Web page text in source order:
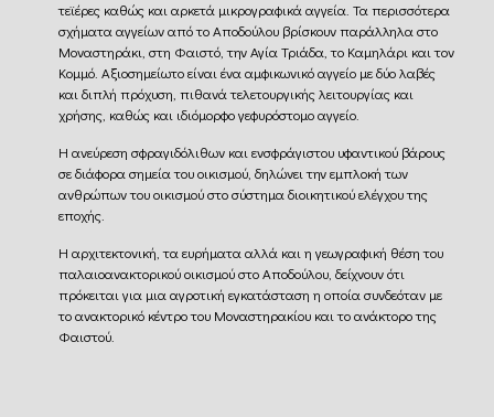
τεϊέρες καθώς και αρκετά μικρογραφικά αγγεία. Τα περισσότερα
σχήματα αγγείων από το Αποδούλου βρίσκουν παράλληλα στο
Μοναστηράκι, στη Φαιστό, την Αγία Τριάδα, το Καμηλάρι και τον
Κομμό. Αξιοσημείωτο είναι ένα αμφικωνικό αγγείο με δύο λαβές
και διπλή πρόχυση, πιθανά τελετουργικής λειτουργίας και
χρήσης, καθώς και ιδιόμορφο γεφυρόστομο αγγείο.
Η ανεύρεση σφραγιδόλιθων και ενσφράγιστου υφαντικού βάρους
σε διάφορα σημεία του οικισμού, δηλώνει την εμπλοκή των
ανθρώπων του οικισμού στο σύστημα διοικητικού ελέγχου της
εποχής.
Η αρχιτεκτονική, τα ευρήματα αλλά και η γεωγραφική θέση του
παλαιοανακτορικού οικισμού στο Αποδούλου, δείχνουν ότι
πρόκειται για μια αγροτική εγκατάσταση η οποία συνδεόταν με
το ανακτορικό κέντρο του Μοναστηρακίου και το ανάκτορο της
Φαιστού.